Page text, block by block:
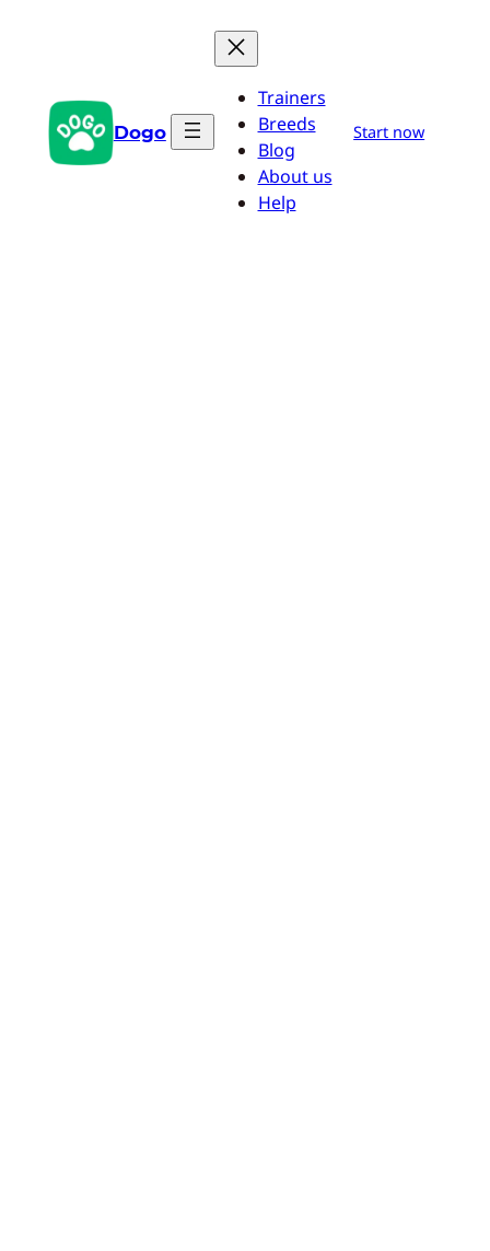
Dogo
Trainers
Breeds
Blog
About us
Help
Start now